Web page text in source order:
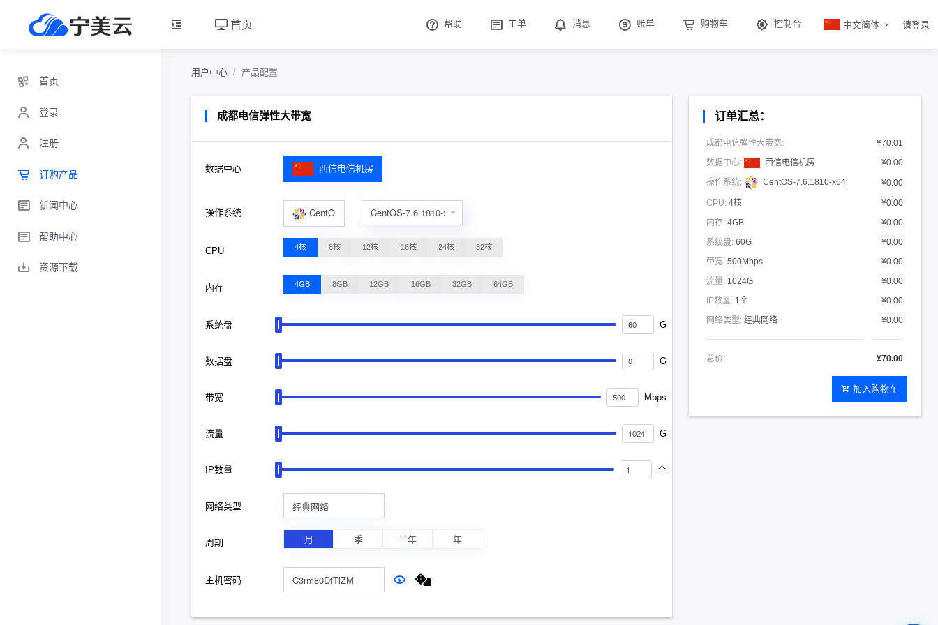
首页 帮助 工单 消息 账单 购物车 控制台 中文简体 请登录
首页
登录
注册
订购产品
新闻中心
帮助中心
资源下载
用户中心 产品配置
成都电信弹性大带宽
数据中心 西信电信机房
操作系统 CentOS
CPU 4核 8核 12核 16核 24核 32核
内存 4GB 8GB 12GB 16GB 32GB 64GB
系统盘 G
数据盘 G
带宽 Mbps
流量 G
IP数量 个
网络类型 经典网络
周期 月 季 半年 年
主机密码
订单汇总：
成都电信弹性大带宽:
¥70.01
数据中心:
西信电信机房 ¥0.00
操作系统: CentOS-7.6.1810-x64 ¥0.00
CPU: 4核
¥0.00
内存: 4GB
¥0.00
系统盘: 60G
¥0.00
带宽: 500Mbps
¥0.00
流量: 1024G
¥0.00
IP数量: 1个
¥0.00
网络类型: 经典网络 ¥0.00
总价: ¥70.00
加入购物车